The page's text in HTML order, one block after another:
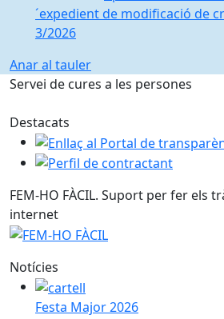
´expedient de modificació de
3/2026
Anar al tauler
Servei de cures a les persones
Destacats
Enllaç al Portal de
Perfil de contractant
FEM-HO FÀCIL. Suport per fer els
internet
Notícies
Festa Major 2026